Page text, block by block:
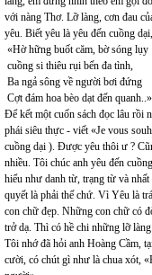
với nàng Thơ. Lỡ làng, cơn đau
yêu. Biết yêu là yêu đến cuồng
«Hờ hững buốt căm, bờ sóng lụy
cuồng si thiêu rụi bến đa tình,
Ba ngả sông về người bơi đứng
Cợt đám hoa bèo dạt đến quanh..»
Để kết một cuốn sách đọc lâu rồi
phái siêu thực - viết «Je vous
cuồng dại ). Được yêu thôi ư ?
nhiều. Tôi chúc anh yêu đến
hiểu như danh từ, trạng từ và
quyết là phải thế chứ. Vì Yêu là
con chữ đẹp. Những con chữ có
trở dạ. Thì có hề chi những lỡ làng.
Tôi nhớ đã hỏi anh Hoàng Cầm,
cười, có chút gì như là chua xót,